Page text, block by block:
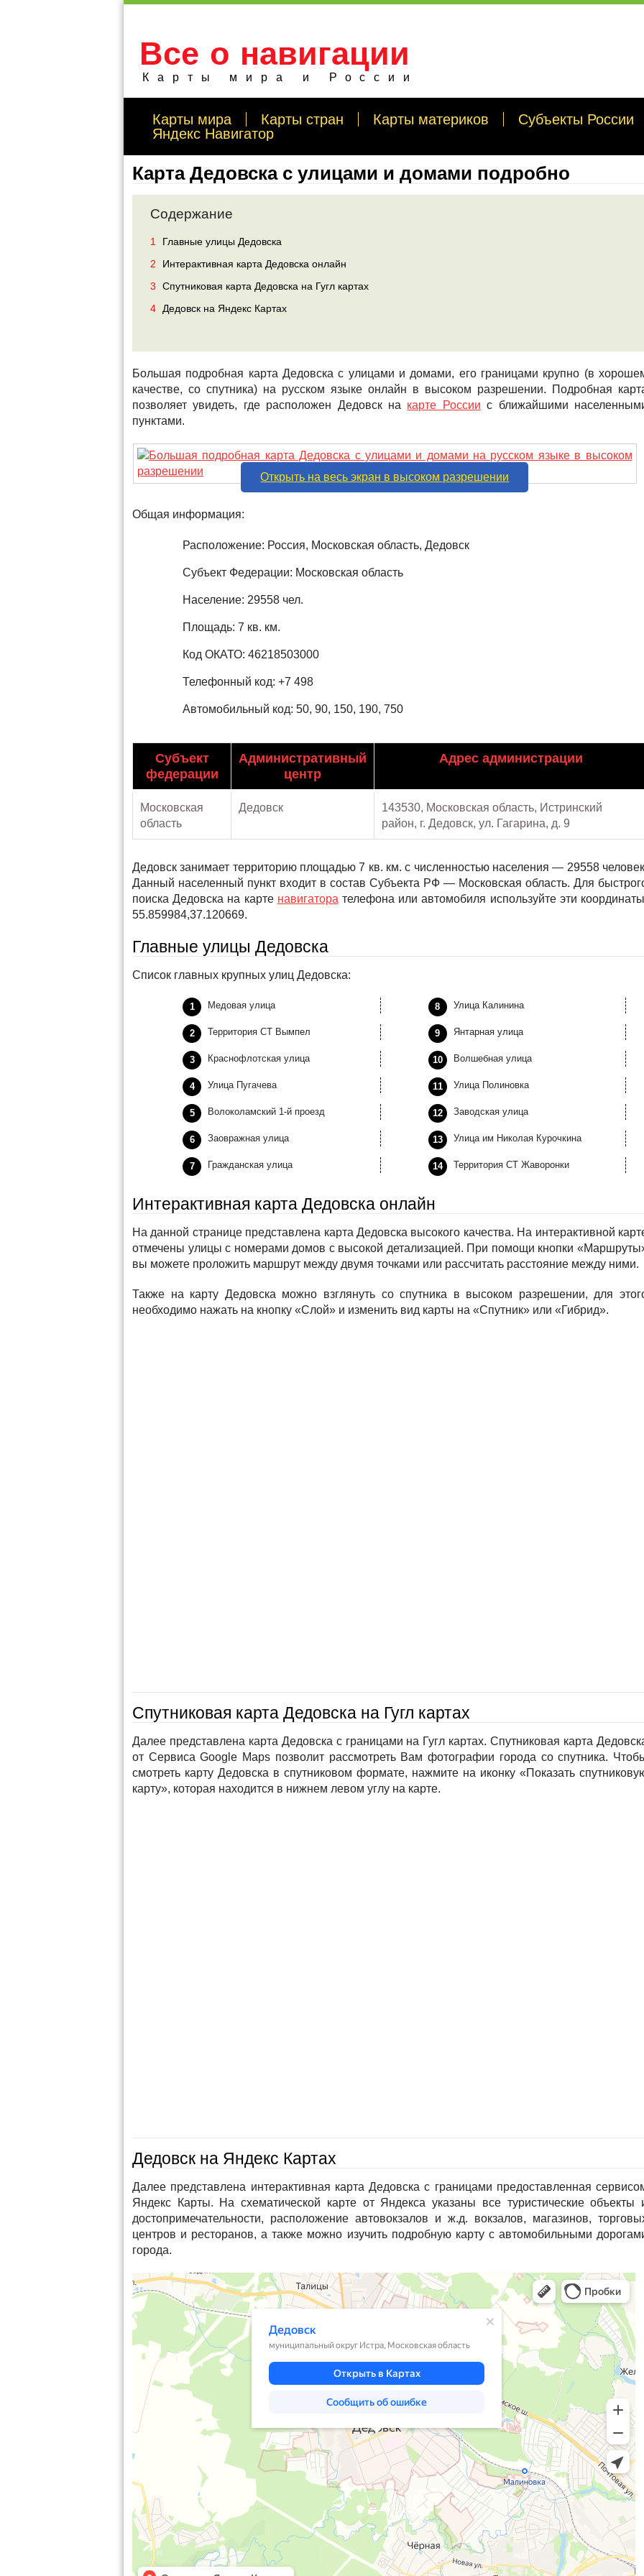
Все о навигации
Карты мира и России
Карты мира Карты стран Карты материков Субъекты России
Яндекс Навигатор
Карта Дедовска с улицами и домами подробно
Содержание
1
Главные улицы Дедовска
2
Интерактивная карта Дедовска онлайн
3
Спутниковая карта Дедовска на Гугл картах
4
Дедовск на Яндекс Картах
Большая подробная карта Дедовска с улицами и домами, его границами крупно (в
качестве, со спутника) на русском языке онлайн в высоком разрешении. Подробная
позволяет увидеть, где расположен Дедовск на карте России с ближайшими
пунктами.
Открыть на весь экран в высоком разрешении
Общая информация:
Расположение: Россия, Московская область, Дедовск
Субъект Федерации: Московская область
Население: 29558 чел.
Площадь: 7 кв. км.
Код ОКАТО: 46218503000
Телефонный код: +7 498
Автомобильный код: 50, 90, 150, 190, 750
Субъект
федерации
Административный
центр
Адрес администрации
Московская
область
Дедовск
143530, Московская область, Истринский
район, г. Дедовск, ул. Гагарина, д. 9
Дедовск занимает территорию площадью 7 кв. км. с численностью населения — 29558
Данный населенный пункт входит в состав Субъекта РФ — Московская область. Для
поиска Дедовска на карте навигатора телефона или автомобиля используйте эти
55.859984,37.120669.
Главные улицы Дедовска
Список главных крупных улиц Дедовска:
Медовая улица
Территория СТ Вымпел
Краснофлотская улица
Улица Пугачева
Волоколамский 1-й проезд
Заовражная улица
Гражданская улица
Улица Калинина
Янтарная улица
Волшебная улица
Улица Полиновка
Заводская улица
Улица им Николая Курочкина
Территория СТ Жаворонки
Интерактивная карта Дедовска онлайн
На данной странице представлена карта Дедовска высокого качества. На интерактивной
отмечены улицы с номерами домов с высокой детализацией. При помощи кнопки
вы можете проложить маршрут между двумя точками или рассчитать расстояние между ними.
Также на карту Дедовска можно взглянуть со спутника в высоком разрешении, для
необходимо нажать на кнопку «Слой» и изменить вид карты на «Спутник» или «Гибрид».
Спутниковая карта Дедовска на Гугл картах
Далее представлена карта Дедовска с границами на Гугл картах. Спутниковая карта
от Сервиса Google Maps позволит рассмотреть Вам фотографии города со спутника.
смотреть карту Дедовска в спутниковом формате, нажмите на иконку «Показать
карту», которая находится в нижнем левом углу на карте.
Дедовск на Яндекс Картах
Далее представлена интерактивная карта Дедовска с границами предоставленная
Яндекс Карты. На схематической карте от Яндекса указаны все туристические объекты
достопримечательности, расположение автовокзалов и ж.д. вокзалов, магазинов,
центров и ресторанов, а также можно изучить подробную карту с автомобильными
города.